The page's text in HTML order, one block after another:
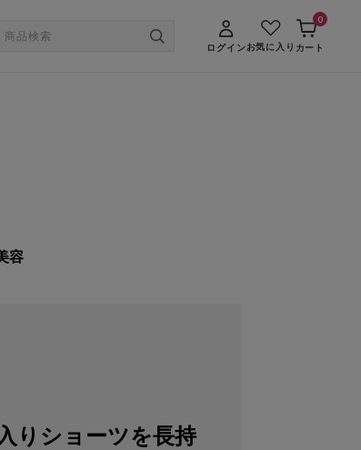
ログインお気に入り カート
0
容
りショーツを長持